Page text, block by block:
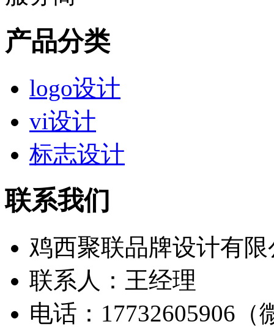
产品分类
logo设计
vi设计
标志设计
联系我们
鸡西聚联品牌设计有限
联系人：王经理
电话：17732605906（